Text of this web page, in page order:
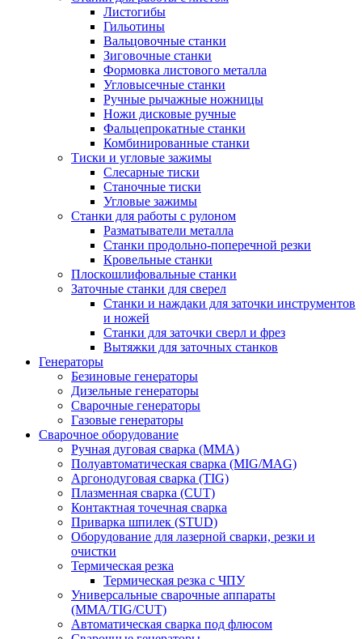
Листогибы
Гильотины
Вальцовочные станки
Зиговочные станки
Формовка листового металла
Угловысечные станки
Ручные рычажные ножницы
Ножи дисковые ручные
Фальцепрокатные станки
Комбинированные станки
Тиски и угловые зажимы
Слесарные тиски
Станочные тиски
Угловые зажимы
Станки для работы с рулоном
Разматыватели металла
Станки продольно-поперечной резки
Кровельные станки
Плоскошлифовальные станки
Заточные станки для сверел
Станки и наждаки для заточки инструментов
и ножей
Станки для заточки сверл и фрез
Вытяжки для заточных станков
Генераторы
Безиновые генераторы
Дизельные генераторы
Сварочные генераторы
Газовые генераторы
Сварочное оборудование
Ручная дуговая сварка (MMA)
Полуавтоматическая сварка (MIG/MAG)
Аргонодуговая сварка (TIG)
Плазменная сварка (CUT)
Контактная точечная сварка
Приварка шпилек (STUD)
Оборудование для лазерной сварки, резки и
очистки
Термическая резка
Термическая резка с ЧПУ
Универсальные сварочные аппараты
(MMA/TIG/CUT)
Автоматическая сварка под флюсом